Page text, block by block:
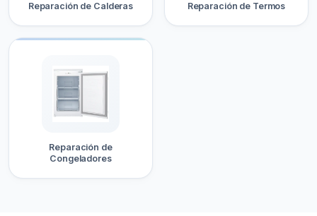
Reparación de Calderas Reparación de Termos
Reparación de
Congeladores